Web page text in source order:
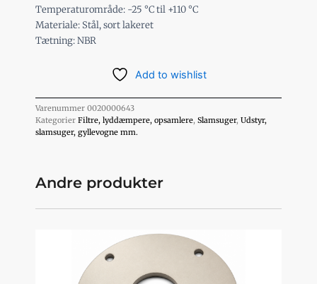
antal
Temperaturområde: -25 °C til +110 °C
Materiale: Stål, sort lakeret
Tætning: NBR
Add to wishlist
Varenummer 0020000643
Kategorier Filtre, lyddæmpere, opsamlere, Slamsuger, Udstyr,
slamsuger, gyllevogne mm.
Andre produkter